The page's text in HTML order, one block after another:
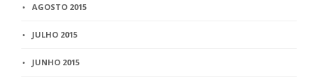
AGOSTO 2015
JULHO 2015
JUNHO 2015